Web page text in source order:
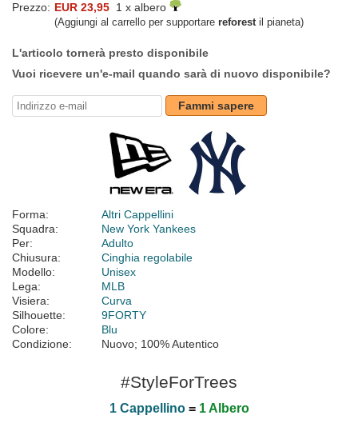
Prezzo: EUR 23,95 1 x albero
(Aggiungi al carrello per supportare reforestil pianeta)
L'articolo tornerà presto disponibile
Vuoi ricevere un'e-mail quando sarà di nuovo disponibile?
Fammi sapere
Forma:
Altri Cappellini
Squadra:
New York Yankees
Per:
Adulto
Chiusura:
Cinghia regolabile
Modello:
Unisex
Lega:
MLB
Visiera:
Curva
Silhouette:
9FORTY
Colore:
Blu
Condizione:
Nuovo; 100% Autentico
#StyleForTrees
1 Cappellino= 1 Albero